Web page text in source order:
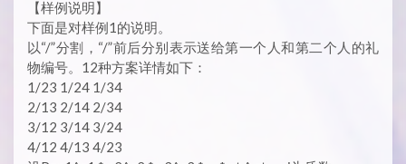
【样例说明】
下面是对样例1的说明。
以“/”分割，“/”前后分别表示送给第一个人和第二个人的礼
物编号。12种方案详情如下：
1/23 1/24 1/34
2/13 2/14 2/34
3/12 3/14 3/24
4/12 4/13 4/23